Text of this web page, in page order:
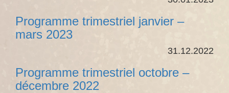
Programme trimestriel janvier –
mars 2023
31.12.2022
Programme trimestriel octobre –
décembre 2022